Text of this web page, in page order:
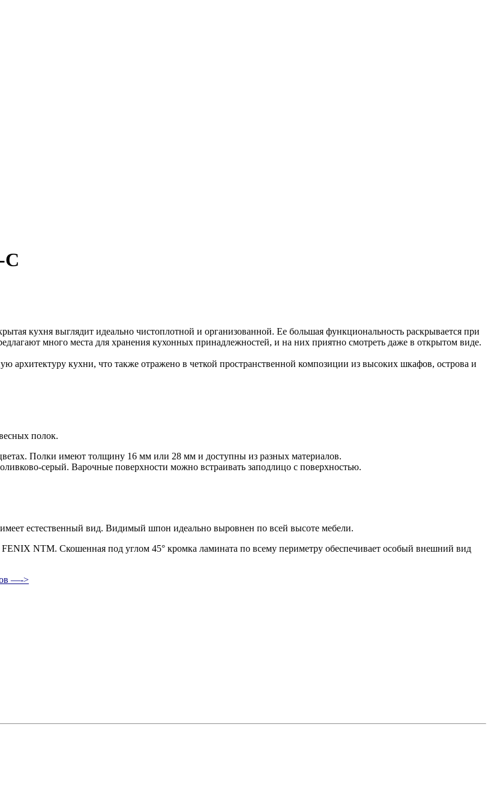
кухня выглядит идеально чистоплотной и организованной. Ее большая функциональность раскрывается при
много места для хранения кухонных принадлежностей, и на них приятно смотреть даже в открытом виде.
архитектуру кухни, что также отражено в четкой пространственной композиции из высоких шкафов, острова и
полок.
Полки имеют толщину 16 мм или 28 мм и доступны из разных материалов.
серый. Варочные поверхности можно встраивать заподлицо с поверхностью.
естественный вид. Видимый шпон идеально выровнен по всей высоте мебели.
NTM. Скошенная под углом 45° кромка ламината по всему периметру обеспечивает особый внешний вид
—->